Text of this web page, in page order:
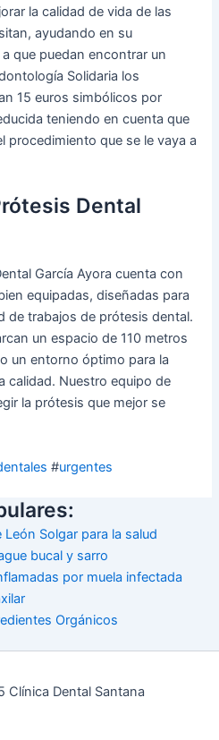
la calidad de vida de las
ayudando en su
que puedan encontrar un
Solidaria los
15 euros simbólicos por
teniendo en cuenta que
procedimiento que se le vaya a
Dental
García Ayora cuenta con
equipadas, diseñadas para
de trabajos de prótesis dental.
un espacio de 110 metros
un entorno óptimo para la
calidad. Nuestro equipo de
la prótesis que mejor se
#urgentes
Solgar para la salud
bucal y sarro
por muela infectada
Orgánicos
Dental Santana